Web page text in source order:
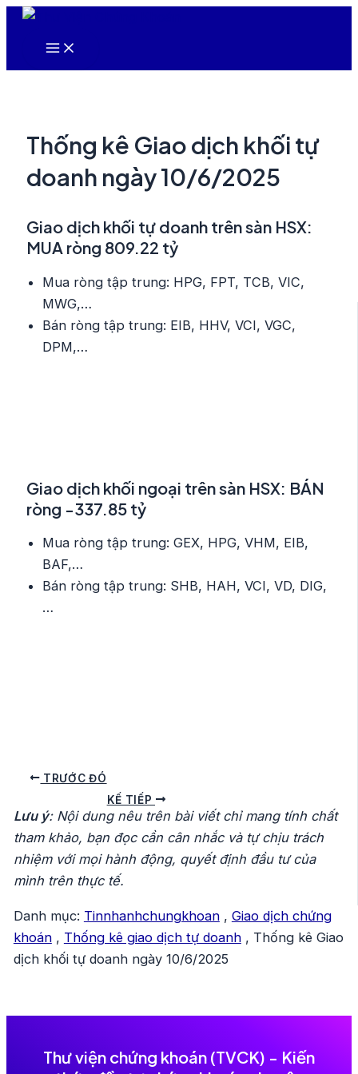
Nhảy
Main
Thống kê Giao dịch khối tự
doanh ngày 10/6/2025
Giao dịch khối tự doanh trên sàn HSX:
MUA ròng 809.22 tỷ
Mua ròng tập trung: HPG, FPT, TCB, VIC,
MWG,…
Bán ròng tập trung: EIB, HHV, VCI, VGC,
DPM,…
Giao dịch khối ngoại trên sàn HSX: BÁN
ròng -337.85 tỷ
Mua ròng tập trung: GEX, HPG, VHM, EIB,
BAF,…
Bán ròng tập trung: SHB, HAH, VCI, VD, DIG,
…
Điều
bài
viết
TRƯỚC ĐÓ
KẾ TIẾP
Lưu ý: Nội dung nêu trên bài viết chỉ mang tính chất
tham khảo, bạn đọc cần cân nhắc và tự chịu trách
nhiệm với mọi hành động, quyết định đầu tư của
mình trên thực tế.
Danh mục: Tinnhanhchungkhoan, Giao dịch chứng
khoán, Thống kê giao dịch tự doanh, Thống kê Giao
dịch khối tự doanh ngày 10/6/2025
Thư viện chứng khoán (TVCK) - Kiến